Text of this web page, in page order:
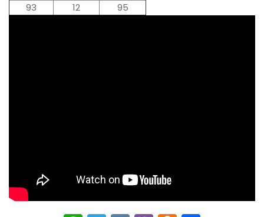
93
12 95